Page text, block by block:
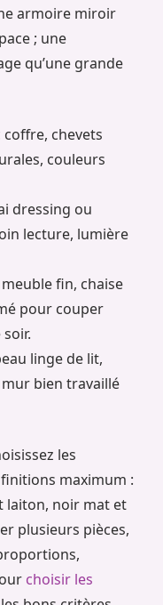
armoire miroir
; une
qu’une grande
coffre, chevets
couleurs
dressing ou
lecture, lumière
meuble fin, chaise
pour couper
linge de lit,
bien travaillé
les
maximum :
laiton, noir mat et
plusieurs pièces,
choisir les